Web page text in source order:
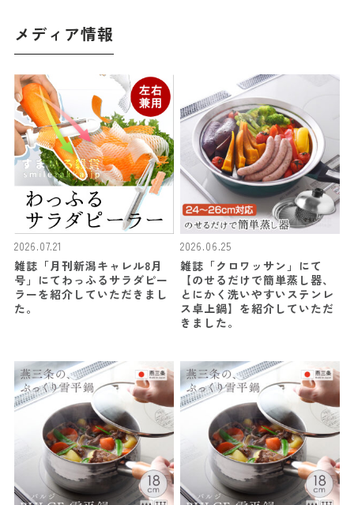
メディア情報
2026.07.21
雑誌「月刊新潟キャレル8月
号」にてわっふるサラダピー
ラーを紹介していただきまし
た。
2026.06.25
雑誌「クロワッサン」にて
【のせるだけで簡単蒸し器、
とにかく洗いやすいステンレ
ス卓上鍋】を紹介していただ
きました。